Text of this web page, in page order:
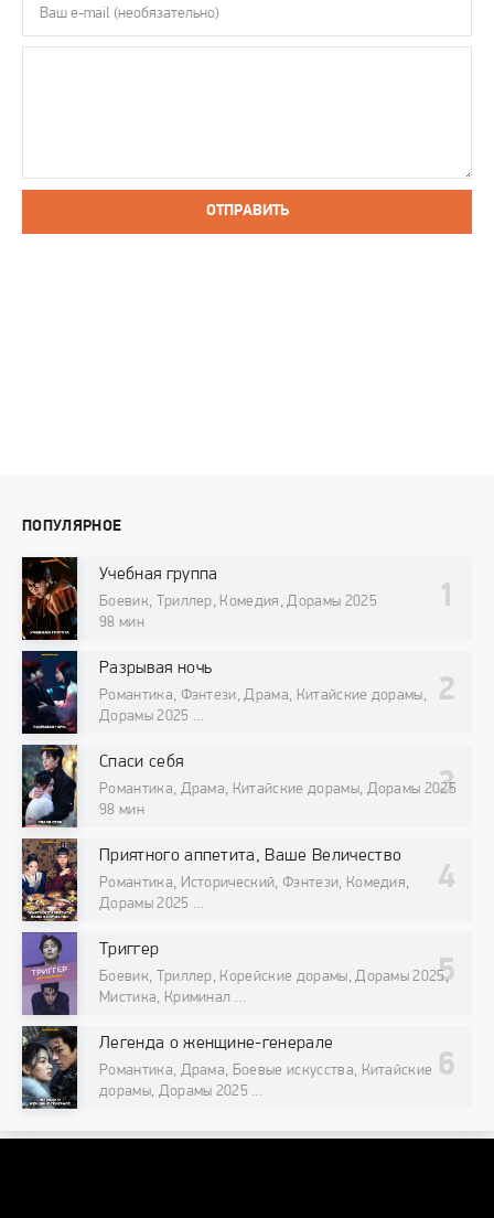
ОТПРАВИТЬ
ПОПУЛЯРНОЕ
Учебная группа
Боевик, Триллер, Комедия, Дорамы 2025
98 мин
Разрывая ночь
Романтика, Фэнтези, Драма, Китайские дорамы,
Дорамы 2025
Спаси себя
Романтика, Драма, Китайские дорамы, Дорамы 2025
98 мин
Приятного аппетита, Ваше Величество
Романтика, Исторический, Фэнтези, Комедия,
Дорамы 2025
Триггер
Боевик, Триллер, Корейские дорамы, Дорамы 2025,
Мистика, Криминал
Легенда о женщине-генерале
Романтика, Драма, Боевые искусства, Китайские
дорамы, Дорамы 2025